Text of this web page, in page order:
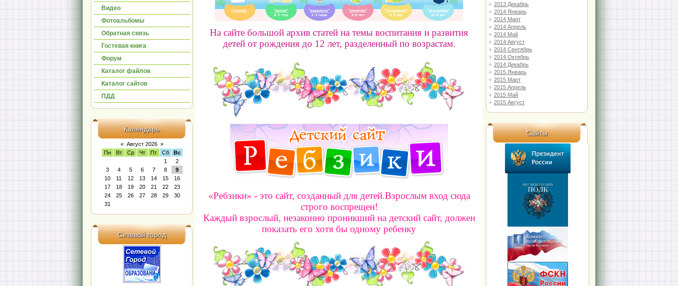
Видео
Фотоальбомы
Обратная связь
Гостевая книга
Форум
Каталог файлов
Каталог сайтов
ПДД
Календарь
« Август 2026 »
Пн
Вт Ср Чт Пт Сб
Вс
1
2
3
4 5 6 7 8
9
10
11 12 13 14 15
16
17
18 19 20 21 22
23
24
25 26 27 28 29
30
31
Сетевой город
На сайте большой архив статей на темы воспитания и развития
детей от рождения до 12 лет, разделенный по возрастам.
«Ребзики» - это сайт, созданный для детей.Взрослым вход сюда
строго воспрещен!
Каждый взрослый, незаконно проникший на детский сайт, должен
показать его хотя бы одному ребенку
2013 Декабрь
2014 Январь
2014 Март
2014 Апрель
2014 Май
2014 Август
2014 Сентябрь
2014 Октябрь
2014 Декабрь
2015 Январь
2015 Март
2015 Апрель
2015 Май
2015 Август
Сайты